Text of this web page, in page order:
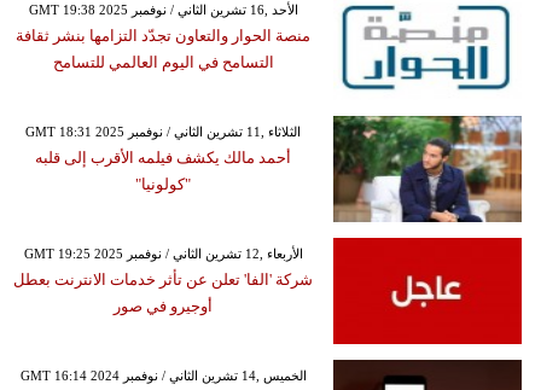
GMT 19:38 2025 الأحد ,16 تشرين الثاني / نوفمبر
منصة الحوار والتعاون تجدّد التزامها بنشر ثقافة
التسامح في اليوم العالمي للتسامح
GMT 18:31 2025 الثلاثاء ,11 تشرين الثاني / نوفمبر
أحمد مالك يكشف فيلمه الأقرب إلى قلبه
"كولونيا"
GMT 19:25 2025 الأربعاء ,12 تشرين الثاني / نوفمبر
شركة 'الفا' تعلن عن تأثر خدمات الانترنت بعطل
أوجيرو في صور
GMT 16:14 2024 الخميس ,14 تشرين الثاني / نوفمبر